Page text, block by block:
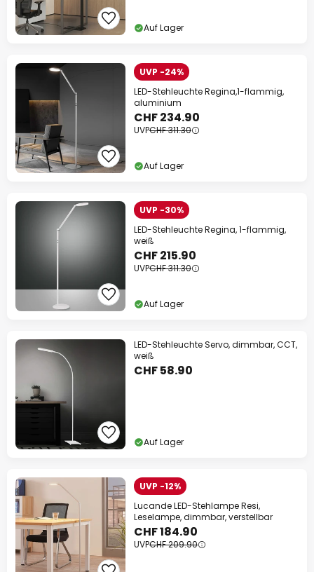
Auf Lager
UVP -24%
LED-Stehleuchte Regina,1-flammig,
aluminium
CHF 234.90
UVPCHF 311.30
Auf Lager
UVP -30%
LED-Stehleuchte Regina, 1-flammig,
weiß
CHF 215.90
UVPCHF 311.30
Auf Lager
LED-Stehleuchte Servo, dimmbar, CCT,
weiß
CHF 58.90
Auf Lager
UVP -12%
Lucande LED-Stehlampe Resi,
Leselampe, dimmbar, verstellbar
CHF 184.90
UVPCHF 209.90